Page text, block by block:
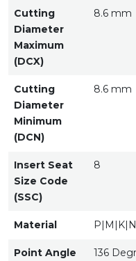
Cutting
Diameter
Maximum
(DCX)
8.6 mm
Cutting
Diameter
Minimum
(DCN)
8.6 mm
Insert Seat
Size Code
(SSC)
8
Material
Point Angle 136